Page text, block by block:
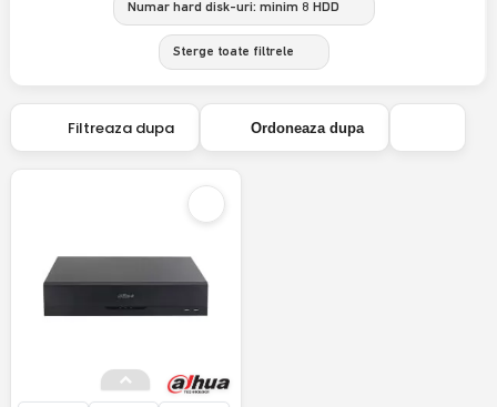
Numar hard disk-uri: minim 8 HDD
Sterge toate filtrele
Filtreaza dupa Ordoneaza dupa